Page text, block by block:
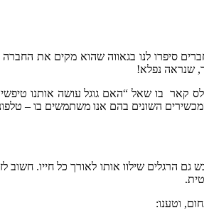
סיפרו לנו בגאווה שהוא מקים את
שנראה נפלא!
קאר בו שאל “האם גוגל עושה אותנו
השונים בהם אנו משתמשים בו –
הרגלים שילוו אותו לאורך כל חייו.
וטענו: